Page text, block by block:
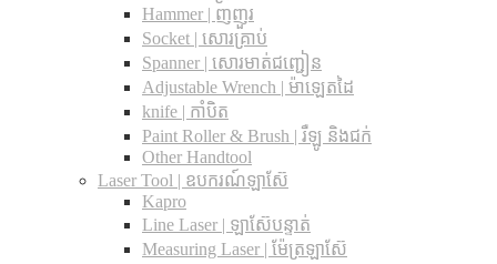
Hammer | ញញួរ
Socket | សោរគ្រាប់
Spanner |​ សោរមាត់ជញ្ជៀន
Adjustable Wrench |​ ម៉ាឡេតដៃ
knife | កាំបិត
Paint Roller & Brush | រឺឡូ និងជក់
Other Handtool
Laser Tool | ឧបករណ៍ឡាស៊ែ
Kapro
Line Laser | ឡាស៊ែបន្ទាត់
Measuring Laser | ម៉ែត្រឡាស៊ែ